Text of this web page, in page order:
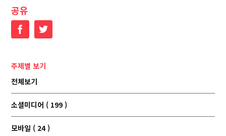
공유
FacebookTwitter
주제별 보기
전체보기
소셜미디어 ( 199 )
모바일 ( 24 )